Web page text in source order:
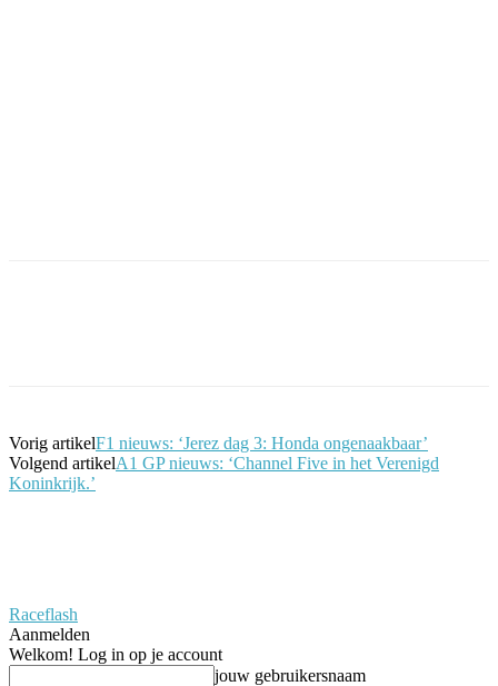
Vorig artikelF1 nieuws: ‘Jerez dag 3: Honda ongenaakbaar’
Volgend artikelA1 GP nieuws: ‘Channel Five in het Verenigd
Koninkrijk.’
Raceflash
Aanmelden
Welkom! Log in op je account
jouw gebruikersnaam